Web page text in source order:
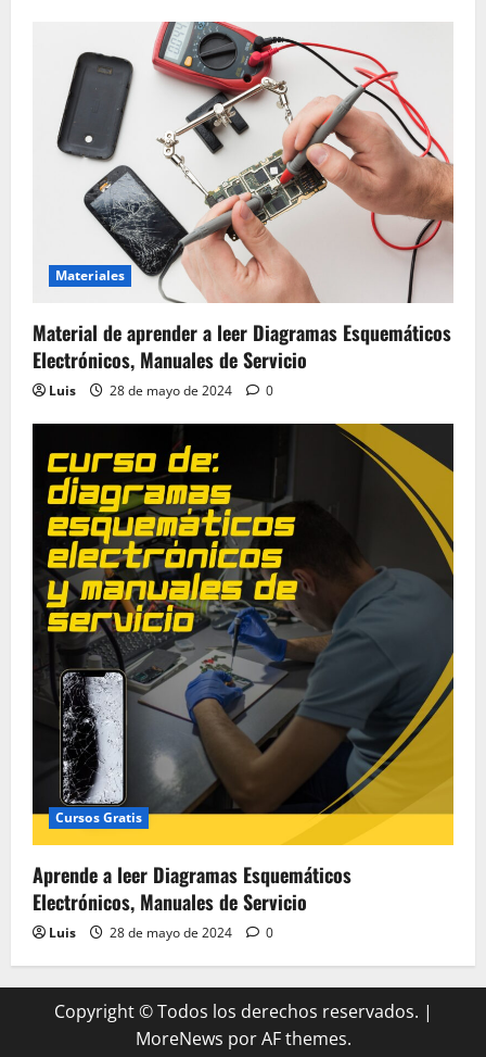
Materiales
Material de aprender a leer Diagramas Esquemáticos
Electrónicos, Manuales de Servicio
Luis 28 de mayo de 2024 0
Cursos Gratis
Aprende a leer Diagramas Esquemáticos
Electrónicos, Manuales de Servicio
Luis 28 de mayo de 2024 0
Copyright © Todos los derechos reservados. |
MoreNews por AF themes.